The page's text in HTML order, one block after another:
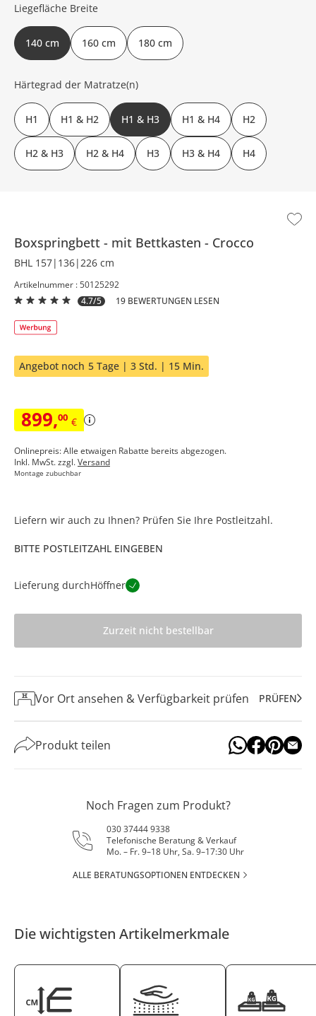
Boxspringbett mit Bettkasten Crocco
BHL 157|136|226 cm
Artikelnummer : 50125292
4.7/5
19 BEWERTUNGEN LESEN
Angebot noch 5 Tage | 3 Std. | 15 Min.
899,00 €
Onlinepreis: Alle etwaigen Rabatte bereits abgezogen.
Inkl. MwSt. zzgl.Versand
Montage zubuchbar
Liegefläche Breite
140 cm 160 cm 180 cm
Härtegrad der Matratze(n)
H1 H1 & H2 H1 & H3 H1 & H4 H2
H2 & H3 H2 & H4 H3 H3 & H4 H4
Liefern wir auch zu Ihnen? Prüfen Sie Ihre Postleitzahl.
BITTE POSTLEITZAHL EINGEBEN
Lieferung durchHöffner
Zurzeit nicht bestellbar
Vor Ort ansehen & Verfügbarkeit prüfen PRÜFEN
Produkt teilen
Noch Fragen zum Produkt?
030 37444 9338
Telefonische Beratung & Verkauf
Mo. – Fr. 9–18 Uhr, Sa. 9–17:30 Uhr
ALLE BERATUNGSOPTIONEN ENTDECKEN
Die wichtigsten Artikelmerkmale